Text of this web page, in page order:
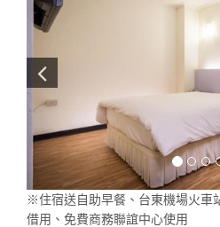
※住宿送自助早餐、台東機場火車
借用、免費商務聯誼中心使用